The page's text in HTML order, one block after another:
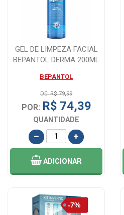
GEL DE LIMPEZA FACIAL
BEPANTOL DERMA 200ML
BEPANTOL
DE: R$ 79,99
POR: R$ 74,39
QUANTIDADE
ADICIONAR